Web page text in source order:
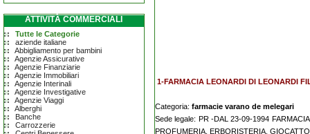
ATTIVITÀ COMMERCIALI
Tutte le Categorie
aziende italiane
Abbigliamento per bambini
Agenzie Assicurative
Agenzie Finanziarie
Agenzie Immobiliari
Agenzie Interinali
Agenzie Investigative
Agenzie Viaggi
Alberghi
Banche
Carrozzerie
1-FARMACIA LEONARDI DI LEONARDI
Categoria: farmacie varano de melegari
Sede legale: PR -DAL 23-09-1994
PROFUMERIA, ERBORISTERIA,